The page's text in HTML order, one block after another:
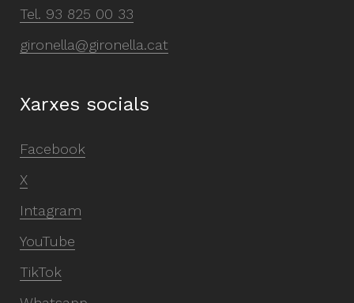
Tel. 93 825 00 33
gironella@gironella.cat
Xarxes socials
Facebook
X
Intagram
YouTube
TikTok